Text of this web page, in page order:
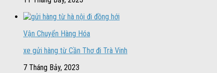
Vận Chuyển Hàng Hóa
xe gửi hàng từ Cần Thơ đi Trà Vinh
7 Tháng Bảy, 2023